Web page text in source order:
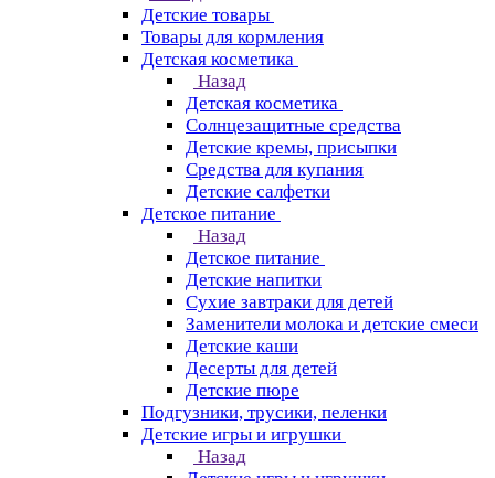
Детские товары
Товары для кормления
Детская косметика
Назад
Детская косметика
Солнцезащитные средства
Детские кремы, присыпки
Средства для купания
Детские салфетки
Детское питание
Назад
Детское питание
Детские напитки
Сухие завтраки для детей
Заменители молока и детские смеси
Детские каши
Десерты для детей
Детские пюре
Подгузники, трусики, пеленки
Детские игры и игрушки
Назад